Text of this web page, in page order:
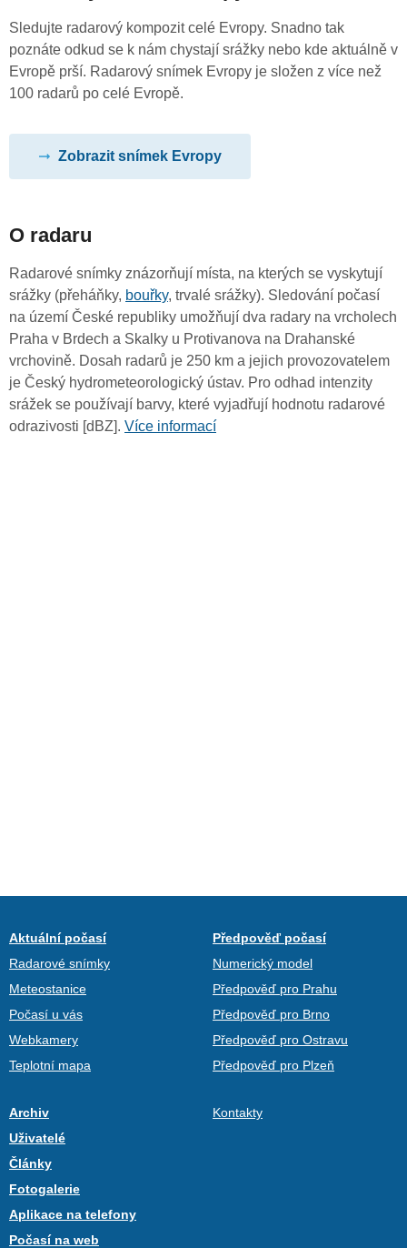
Sledujte radarový kompozit celé Evropy. Snadno tak
poznáte odkud se k nám chystají srážky nebo kde aktuálně v
Evropě prší. Radarový snímek Evropy je složen z více než
100 radarů po celé Evropě.
Zobrazit snímek Evropy
O radaru
Radarové snímky znázorňují místa, na kterých se vyskytují
srážky (přeháňky, bouřky, trvalé srážky). Sledování počasí
na území České republiky umožňují dva radary na vrcholech
Praha v Brdech a Skalky u Protivanova na Drahanské
vrchovině. Dosah radarů je 250 km a jejich provozovatelem
je Český hydrometeorologický ústav. Pro odhad intenzity
srážek se používají barvy, které vyjadřují hodnotu radarové
odrazivosti [dBZ]. Více informací
Aktuální počasí
Radarové snímky
Meteostanice
Počasí u vás
Webkamery
Teplotní mapa
Předpověď počasí
Numerický model
Předpověď pro Prahu
Předpověď pro Brno
Předpověď pro Ostravu
Předpověď pro Plzeň
Archiv
Uživatelé
Články
Fotogalerie
Aplikace na telefony
Počasí na web
Kontakty